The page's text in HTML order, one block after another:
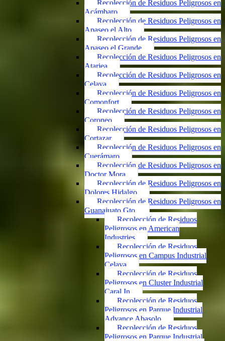
Recolección de Residuos Peligrosos en
Acámbaro
Recolección de Residuos Peligrosos en
Apaseo el Alto
Recolección de Residuos Peligrosos en
Apaseo el Grande
Recolección de Residuos Peligrosos en
Atarjea
Recolección de Residuos Peligrosos en
Celaya
Recolección de Residuos Peligrosos en
Comonfort
Recolección de Residuos Peligrosos en
Coroneo
Recolección de Residuos Peligrosos en
Cortazar
Recolección de Residuos Peligrosos en
Cuerámaro
Recolección de Residuos Peligrosos en
Doctor Mora
Recolección de Residuos Peligrosos en
Dolores Hidalgo
Recolección de Residuos Peligrosos en
Guanajuato Gto.
Recolección de Residuos
Peligrosos en American
Industries
Recolección de Residuos
Peligrosos en Campus Industrial
Celaya
Recolección de Residuos
Peligrosos en Cluster Industrial
Caral In
Recolección de Residuos
Peligrosos en Parque Industrial
Advance Abasolo
Recolección de Residuos
Peligrosos en Parque Industrial